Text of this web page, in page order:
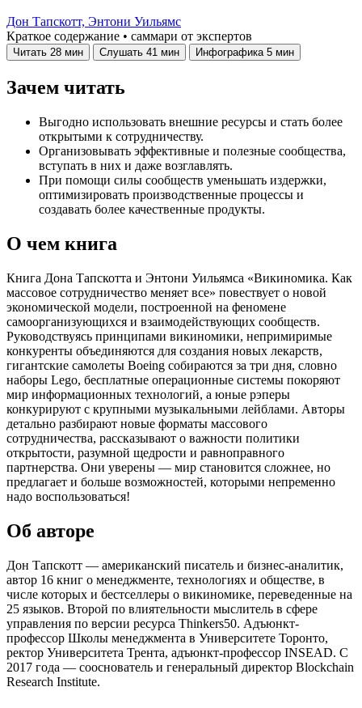
Дон Тапскотт, Энтони Уильямс
Краткое содержание • саммари от экспертов
Читать 28 мин Слушать 41 мин Инфографика 5 мин
Зачем читать
Выгодно использовать внешние ресурсы и стать более
открытыми к сотрудничеству.
Организовывать эффективные и полезные сообщества,
вступать в них и даже возглавлять.
При помощи силы сообществ уменьшать издержки,
оптимизировать производственные процессы и
создавать более качественные продукты.
О чем книга
Книга Дона Тапскотта и Энтони Уильямса «Викиномика. Как
массовое сотрудничество меняет все» повествует о новой
экономической модели, построенной на феномене
самоорганизующихся и взаимодействующих сообществ.
Руководствуясь принципами викиномики, непримиримые
конкуренты объединяются для создания новых лекарств,
гигантские самолеты Boeing собираются за три дня, словно
наборы Lego, бесплатные операционные системы покоряют
мир информационных технологий, а юные рэперы
конкурируют с крупными музыкальными лейблами. Авторы
детально разбирают новые форматы массового
сотрудничества, рассказывают о важности политики
открытости, разумной щедрости и равноправного
партнерства. Они уверены — мир становится сложнее, но
предлагает и больше возможностей, которыми непременно
надо воспользоваться!
Об авторе
Дон Тапскотт — американский писатель и бизнес-аналитик,
автор 16 книг о менеджменте, технологиях и обществе, в
числе которых и бестселлеры о викиномике, переведенные на
25 языков. Второй по влиятельности мыслитель в сфере
управления по версии ресурса Thinkers50. Адъюнкт-
профессор Школы менеджмента в Университете Торонто,
ректор Университета Трента, адъюнкт-профессор INSEAD. С
2017 года — сооснователь и генеральный директор Blockchain
Research Institute.